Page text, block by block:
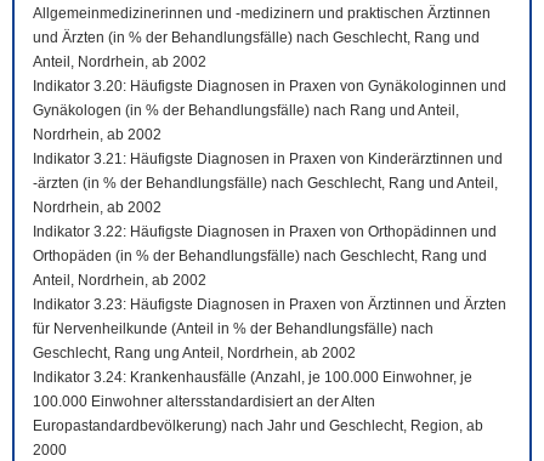
Allgemeinmedizinerinnen und -medizinern und praktischen Ärztinnen
und Ärzten (in % der Behandlungsfälle) nach Geschlecht, Rang und
Anteil, Nordrhein, ab 2002
Indikator 3.20: Häufigste Diagnosen in Praxen von Gynäkologinnen und
Gynäkologen (in % der Behandlungsfälle) nach Rang und Anteil,
Nordrhein, ab 2002
Indikator 3.21: Häufigste Diagnosen in Praxen von Kinderärztinnen und
-ärzten (in % der Behandlungsfälle) nach Geschlecht, Rang und Anteil,
Nordrhein, ab 2002
Indikator 3.22: Häufigste Diagnosen in Praxen von Orthopädinnen und
Orthopäden (in % der Behandlungsfälle) nach Geschlecht, Rang und
Anteil, Nordrhein, ab 2002
Indikator 3.23: Häufigste Diagnosen in Praxen von Ärztinnen und Ärzten
für Nervenheilkunde (Anteil in % der Behandlungsfälle) nach
Geschlecht, Rang ung Anteil, Nordrhein, ab 2002
Indikator 3.24: Krankenhausfälle (Anzahl, je 100.000 Einwohner, je
100.000 Einwohner altersstandardisiert an der Alten
Europastandardbevölkerung) nach Jahr und Geschlecht, Region, ab
2000